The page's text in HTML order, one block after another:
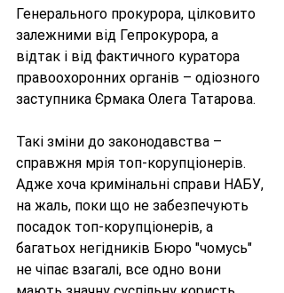
Генерального прокурора, цілковито
залежними від Гепрокурора, а
відтак і від фактичного куратора
правоохоронних органів – одіозного
заступника Єрмака Олега Татарова.
Такі зміни до законодавства –
справжня мрія топ-корупціонерів.
Адже хоча кримінальні справи НАБУ,
на жаль, поки що не забезпечують
посадок топ-корупціонерів, а
багатьох негідників Бюро "чомусь"
не чіпає взагалі, все одно вони